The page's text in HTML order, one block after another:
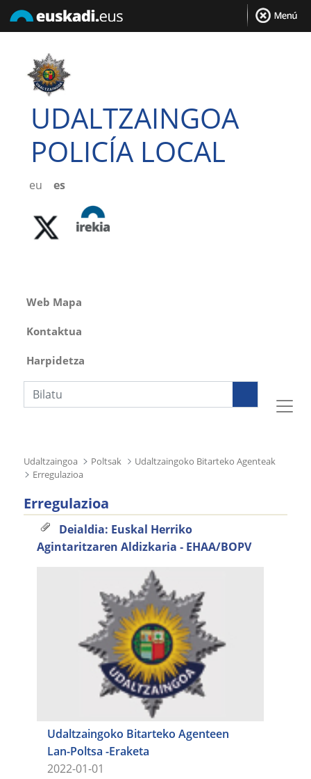
UDALTZAINGOA
POLICÍA LOCAL
eu es
Web Mapa
Kontaktua
Harpidetza
Bilaketa
Udaltzaingoa Poltsak
Udaltzaingoko Bitarteko Agenteak
Erregulazioa
Erregulazioa
Deialdia: Euskal Herriko
Agintaritzaren Aldizkaria ‐ EHAA/BOPV
Udaltzaingoko Bitarteko Agenteen
Lan-Poltsa -Eraketa​​​​​​​
2022-01-01